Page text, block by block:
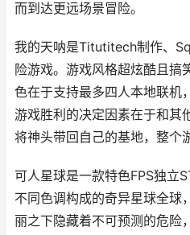
而到达更远场景冒险。
我的天呐是Titutitech制作、
险游戏。游戏风格超炫酷且搞
色在于支持最多四人本地联机
游戏胜利的决定因素在于和其
将神头带回自己的基地，整个
可人星球是一款特色FPS独立
不同色调构成的奇异星球全球
丽之下隐藏着不可预测的危险